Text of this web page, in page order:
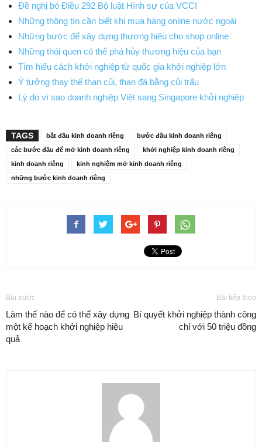
Đề nghị bỏ Điều 292 Bộ luật Hình sự của VCCI
Những thông tín cần biết khi mua hàng online nước ngoài
Những bước để xây dựng thương hiệu cho shop online
Những thói quen có thể phá hủy thương hiệu của bạn
Tìm hiểu cách khởi nghiệp từ quốc gia khởi nghiệp lớn
Ý tưởng thay thế than củi, than đá bằng củi trấu
Lý do vì sao doanh nghiệp Việt sang Singapore khởi nghiệp
TAGS bắt đầu kinh doanh riêng
bước đầu kinh doanh riêng
các bước đầu để mở kinh doanh riêng
khởi nghiệp kinh doanh riêng
kinh doanh riêng
kinh nghiệm mở kinh doanh riêng
những bước kinh doanh riêng
Bài trước
Làm thế nào để có thể xây dựng
một kế hoạch khởi nghiệp hiệu
quả
Bài tiếp theo
Bí quyết khởi nghiệp thành công
chỉ với 50 triệu đồng